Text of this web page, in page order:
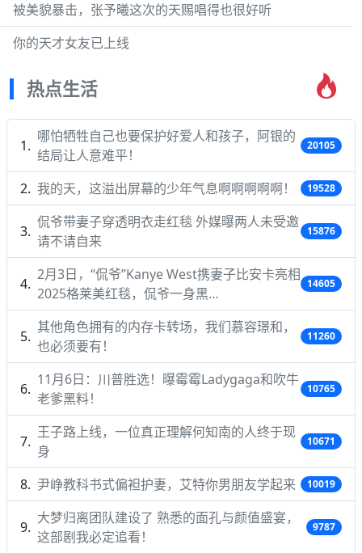
被美貌暴击，张予曦这次的天赐唱得也很好听
你的天才女友已上线
热点生活
哪怕牺牲自己也要保护好爱人和孩子，阿银的
结局让人意难平！
20105
我的天，这溢出屏幕的少年气息啊啊啊啊啊！ 19528
侃爷带妻子穿透明衣走红毯 外媒曝两人未受邀
请不请自来
15876
2月3日，“侃爷”Kanye West携妻子比安卡亮相
2025格莱美红毯，侃爷一身黑…
14605
其他角色拥有的内存卡转场，我们慕容璟和，
也必须要有！
11260
11月6日：川普胜选！曝霉霉Ladygaga和吹牛
老爹黑料！
10765
王子路上线，一位真正理解何知南的人终于现
身
10671
尹峥教科书式偏袒护妻，艾特你男朋友学起来 10019
大梦归离团队建设了 熟悉的面孔与颜值盛宴，
这部剧我必定追看！
9787